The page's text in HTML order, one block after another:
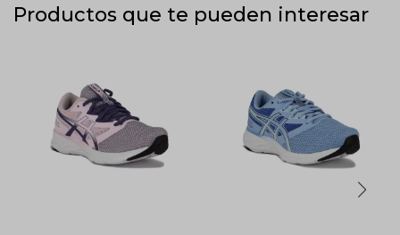
Productos que te pueden interesar